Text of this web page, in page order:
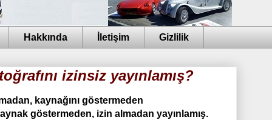
Hakkında İletişim Gizlilik
izinsiz yayınlamış?
kaynağını göstermeden
göstermeden, izin almadan yayınlamış.